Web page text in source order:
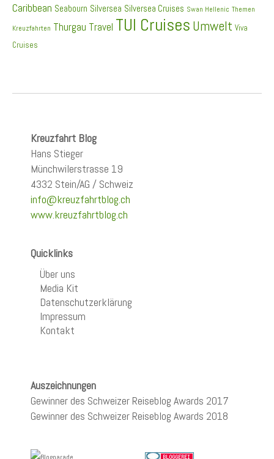
Caribbean Seabourn Silversea Silversea Cruises Swan Hellenic Themen
Kreuzfahrten Thurgau Travel TUI Cruises Umwelt Viva
Cruises
Kreuzfahrt Blog
Hans Stieger
Münchwilerstrasse 19
4332 Stein/AG / Schweiz
info@kreuzfahrtblog.ch
www.kreuzfahrtblog.ch
Quicklinks
Über uns
Media Kit
Datenschutzerklärung
Impressum
Kontakt
Auszeichnungen
Gewinner des Schweizer Reiseblog Awards 2017
Gewinner des Schweizer Reiseblog Awards 2018